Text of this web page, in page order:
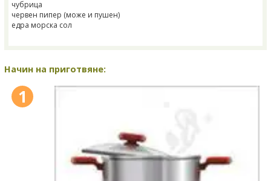
чубрица
червен пипер (може и пушен)
едра морска сол
Начин на приготвяне:
1